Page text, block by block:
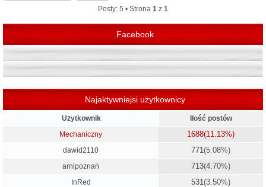
Posty: 5 • Strona 1 z 1
Facebook
Najaktywniejsi użytkownicy
Użytkownik
Ilość postów
Mechaniczny
1688(11.13%)
dawid2110 771 (5.08%)
arnipoznań 713(4.70%)
InRed 531 (3.50%)